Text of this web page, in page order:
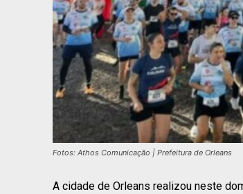
Fotos: Athos Comunicação | Prefeitura de Orleans
A cidade de Orleans realizou neste